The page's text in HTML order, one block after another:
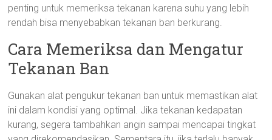
penting untuk memeriksa tekanan karena suhu yang lebih
rendah bisa menyebabkan tekanan ban berkurang.
Cara Memeriksa dan Mengatur
Tekanan Ban
Gunakan alat pengukur tekanan ban untuk memastikan alat
ini dalam kondisi yang optimal. Jika tekanan kedapatan
kurang, segera tambahkan angin sampai mencapai tingkat